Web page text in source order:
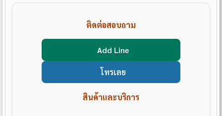
ติดต่อสอบถาม
Add Line
โทรเลย
สินค้าและบริการ